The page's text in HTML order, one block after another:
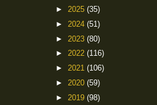
► 2025 (35)
► 2024 (51)
► 2023 (80)
► 2022 (116)
► 2021 (106)
► 2020 (59)
► 2019 (98)